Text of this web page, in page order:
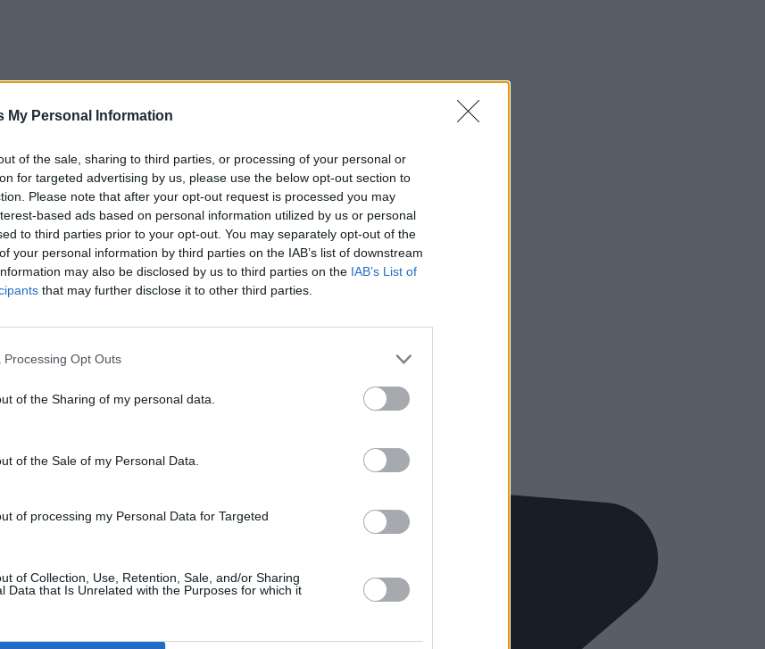
My Personal Information
of the sale, sharing to third parties, or processing of your personal or
for targeted advertising by us, please use the below opt-out section to
Please note that after your opt-out request is processed you may
based ads based on personal information utilized by us or personal
to third parties prior to your opt-out. You may separately opt-out of the
your personal information by third parties on the IAB’s list of downstream
may also be disclosed by us to third parties on the IAB’s List of
that may further disclose it to other third parties.
Processing Opt Outs
of the Sharing of my personal data.
of the Sale of my Personal Data.
of processing my Personal Data for Targeted
of Collection, Use, Retention, Sale, and/or Sharing
Data that Is Unrelated with the Purposes for which it